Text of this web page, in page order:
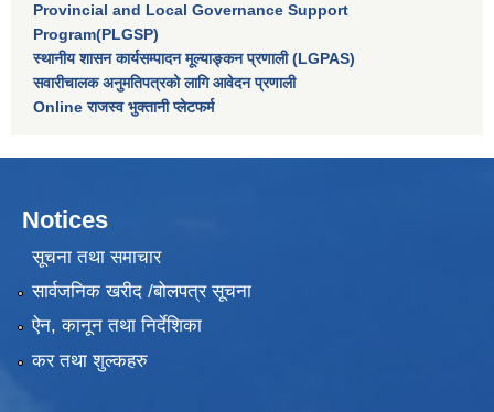
Provincial and Local Governance Support
Program(PLGSP)
स्थानीय शासन कार्यसम्पादन मूल्याङ्कन प्रणाली (LGPAS)
सवारीचालक अनुमतिपत्रको लागि आवेदन प्रणाली
Online राजस्व भुक्तानी प्लेटफर्म
Notices
सूचना तथा समाचार
सार्वजनिक खरीद /बोलपत्र सूचना
ऐन, कानून तथा निर्देशिका
कर तथा शुल्कहरु